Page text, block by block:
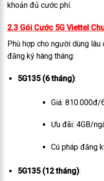
khoản đủ cước phí.
2.3 Gói Cước 5G Viettel
Phù hợp cho người dùng
đăng ký hàng tháng:
5G135 (6 tháng):
Giá: 810.000đ/
Ưu đãi: 4GB/
Cú pháp đăng
5G135 (12 tháng):